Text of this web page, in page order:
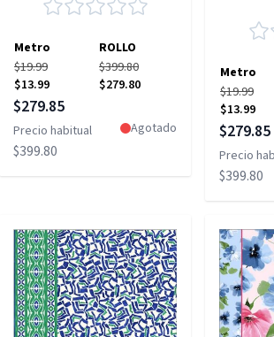
Metro
ROLLO
$19.99
$13.99
$399.80
$279.80
Precio especial
$279.85
Precio habitual
$399.80
Agotado
Metro
$19.99
$13.99
Precio
$279.85
Precio
$399.80